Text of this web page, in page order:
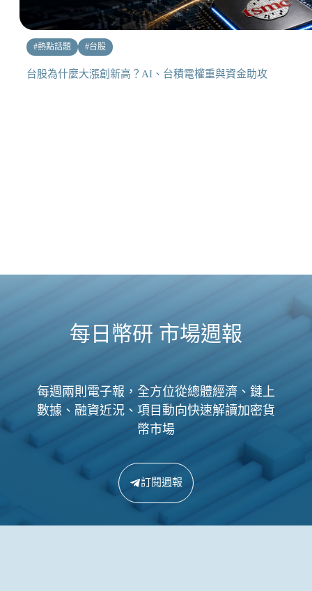
#熱點話題 #台股
台股為什麼大漲創新高？AI、台積電權重與資金助攻
每日幣研 市場週報
每週兩則電子報，全方位從總體經濟、鏈上
數據、融資近況、項目動向快速解讀加密貨
幣市場
訂閱週報